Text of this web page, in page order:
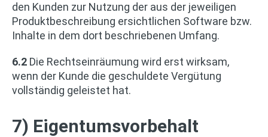
den Kunden zur Nutzung der aus der jeweiligen
Produktbeschreibung ersichtlichen Software bzw.
Inhalte in dem dort beschriebenen Umfang.
6.2 Die Rechtseinräumung wird erst wirksam,
wenn der Kunde die geschuldete Vergütung
vollständig geleistet hat.
7) Eigentumsvorbehalt